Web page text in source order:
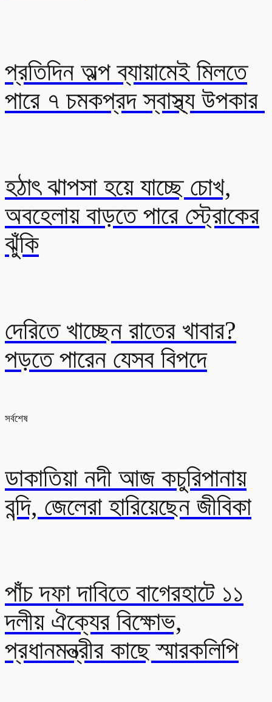
প্রতিদিন অল্প ব্যায়ামেই মিলতে
পারে ৭ চমকপ্রদ স্বাস্থ্য উপকার
হঠাৎ ঝাপসা হয়ে যাচ্ছে চোখ,
অবহেলায় বাড়তে পারে স্ট্রোকের
ঝুঁকি
দেরিতে খাচ্ছেন রাতের খাবার?
পড়তে পারেন যেসব বিপদে
সর্বশেষ
ডাকাতিয়া নদী আজ কচুরিপানায়
বন্দি, জেলেরা হারিয়েছেন জীবিকা
পাঁচ দফা দাবিতে বাগেরহাটে ১১
দলীয় ঐক্যের বিক্ষোভ,
প্রধানমন্ত্রীর কাছে স্মারকলিপি